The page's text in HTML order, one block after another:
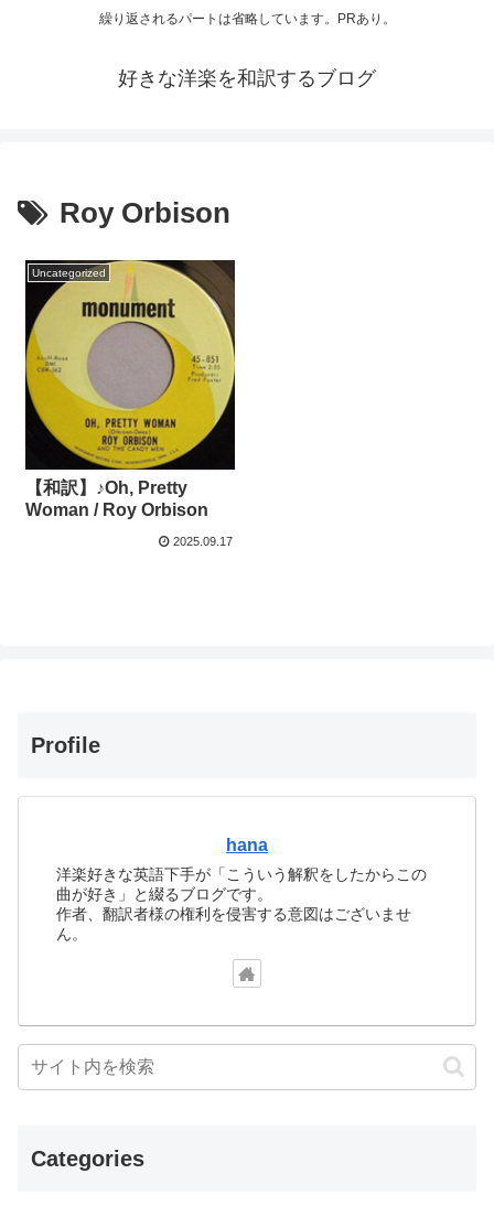
繰り返されるパートは省略しています。PRあり。
好きな洋楽を和訳するブログ
Roy Orbison
Uncategorized
【和訳】♪Oh, Pretty
Woman / Roy Orbison
2025.09.17
Profile
hana
洋楽好きな英語下手が「こういう解釈をしたからこの
曲が好き」と綴るブログです。
作者、翻訳者様の権利を侵害する意図はございませ
ん。
Categories